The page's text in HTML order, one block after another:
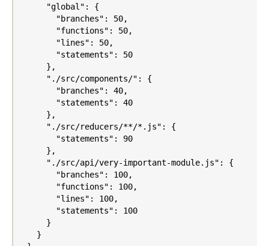
      "global": {
        "branches": 50,
        "functions": 50,
        "lines": 50,
        "statements": 50
      },
      "./src/components/": {
        "branches": 40,
        "statements": 40
      },
      "./src/reducers/**/*.js": {
        "statements": 90
      },
      "./src/api/very-important-module.js": {
        "branches": 100,
        "functions": 100,
        "lines": 100,
        "statements": 100
      }
    }